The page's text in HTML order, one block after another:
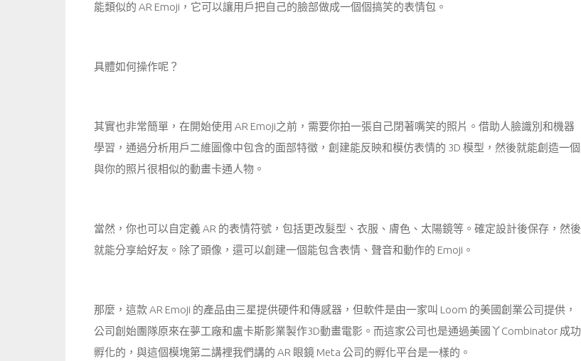
能類似的 AR Emoji，它可以讓用戶把自己的臉部做成一個個搞笑的表情包。
具體如何操作呢？
其實也非常簡單，在開始使用 AR Emoji之前，需要你拍一張自己閉著嘴笑的照片。借助人臉識別和機器
學習，通過分析用戶二維圖像中包含的面部特徵，創建能反映和模仿表情的 3D 模型，然後就能創造一個
與你的照片很相似的動畫卡通人物。
當然，你也可以自定義 AR 的表情符號，包括更改髮型、衣服、膚色、太陽鏡等。確定設計後保存，然後
就能分享給好友。除了頭像，還可以創建一個能包含表情、聲音和動作的 Emoji。
那麼，這款 AR Emoji 的產品由三星提供硬件和傳感器，但軟件是由一家叫 Loom 的美國創業公司提供，
公司創始團隊原來在夢工廠和盧卡斯影業製作3D動畫電影。而這家公司也是通過美國丫Combinator 成功
孵化的，與這個模塊第二講裡我們講的 AR 眼鏡 Meta 公司的孵化平台是一樣的。